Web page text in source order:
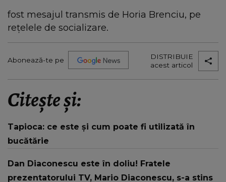
fost mesajul transmis de Horia Brenciu, pe
rețelele de socializare.
Abonează-te pe
DISTRIBUIE
acest articol
Citește și:
Tapioca: ce este și cum poate fi utilizată în
bucătărie
Dan Diaconescu este în doliu! Fratele
prezentatorului TV, Mario Diaconescu, s-a stins